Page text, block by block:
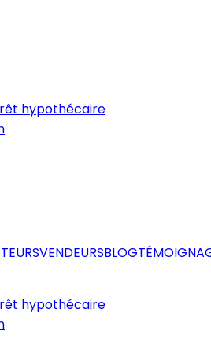
hypothécaire
VENDEURSBLOG
hypothécaire